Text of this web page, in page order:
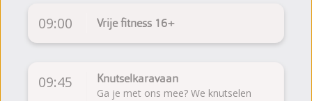
09:00 Vrije fitness 16+
09:45 Knutselkaravaan
Ga je met ons mee? We knutselen